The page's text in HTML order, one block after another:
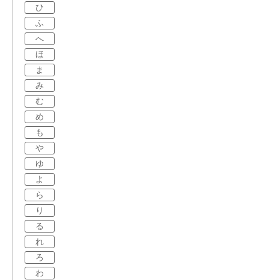
ひ
ふ
へ
ほ
ま
み
む
め
も
や
ゆ
よ
ら
り
る
れ
ろ
わ